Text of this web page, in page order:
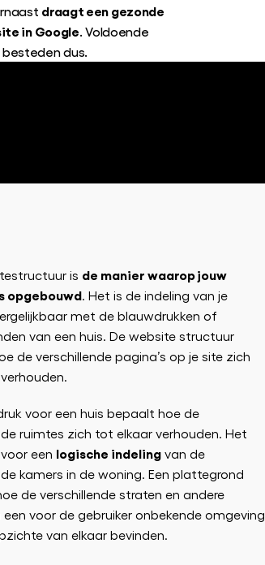
draagt een gezonde
in Google. Voldoende
dus.
is de manier waarop jouw
opgebouwd. Het is de indeling van je
met de blauwdrukken of
van een huis. De website structuur
de verschillende pagina’s op je site zich
voor een huis bepaalt hoe de
ruimtes zich tot elkaar verhouden. Het
een logische indelingvan de
kamers in de woning. Een plattegrond
de verschillende straten en andere
voor de gebruiker onbekende omgeving
van elkaar bevinden.